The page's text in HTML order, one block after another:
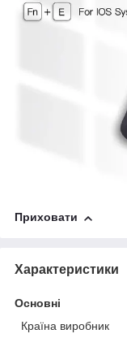
Приховати
Характеристики
Основні
Країна виробник